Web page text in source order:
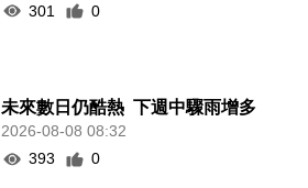
301
0
未來數日仍酷熱 下週中驟雨增多
2026-08-08 08:32
393
0